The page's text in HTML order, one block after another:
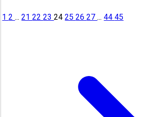
12... 21222324 252627... 4445